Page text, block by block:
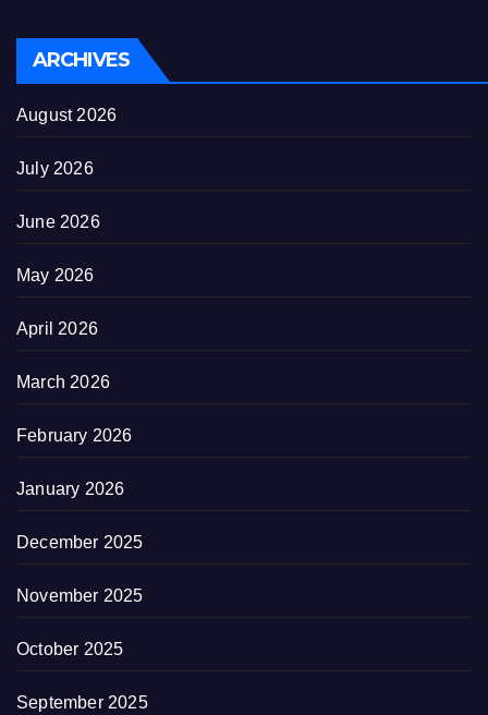
ARCHIVES
August 2026
July 2026
June 2026
May 2026
April 2026
March 2026
February 2026
January 2026
December 2025
November 2025
October 2025
September 2025